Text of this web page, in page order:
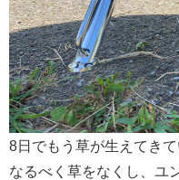
8日でもう草が生えてき
なるべく草をなくし、ユ